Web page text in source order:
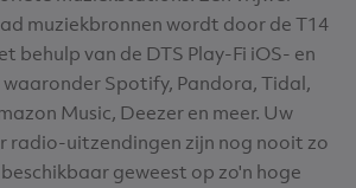
muziekbronnen wordt door de T14
behulp van de DTS Play-Fi iOS- en
Spotify, Pandora, Tidal,
Music, Deezer en meer. Uw
radio-uitzendingen zijn nog nooit zo
geweest op zo'n hoge